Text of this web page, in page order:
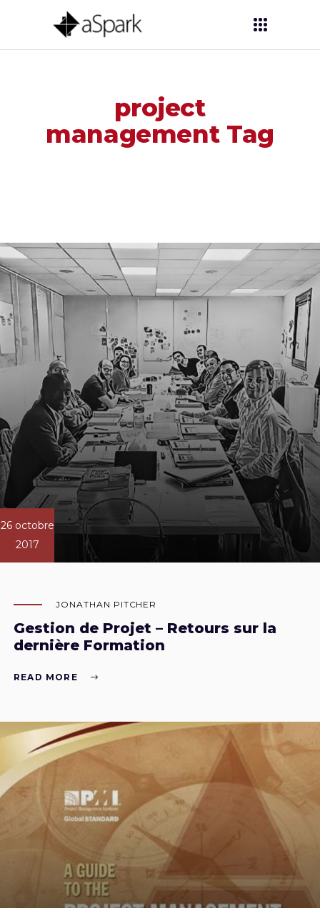
project
management Tag
26 octobre
2017
JONATHAN PITCHER
Gestion de Projet – Retours sur la
dernière Formation
READ MORE